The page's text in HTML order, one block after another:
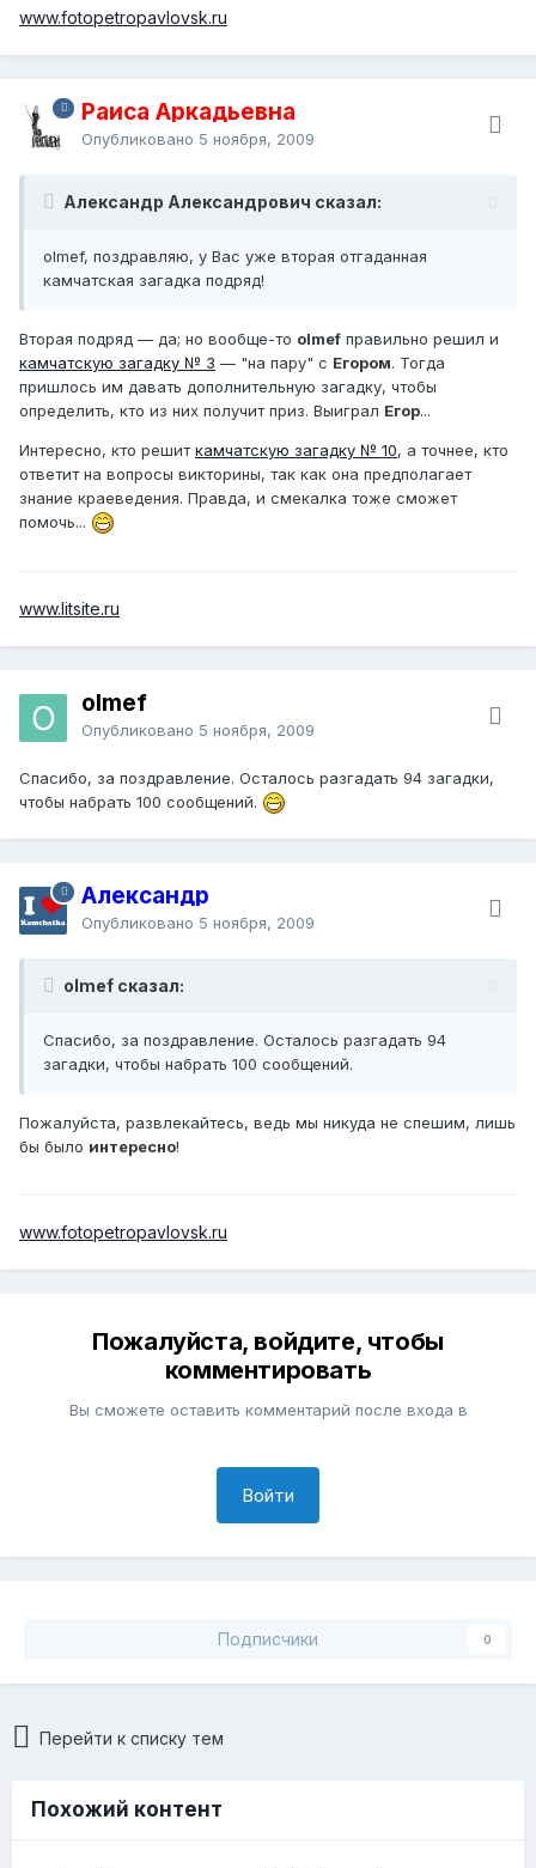
www.fotopetropavlovsk.ru
Раиса Аркадьевна
Опубликовано 5 ноября, 2009
Александр Александрович сказал:
olmef, поздравляю, у Вас уже вторая отгаданная
камчатская загадка подряд!
Вторая подряд — да; но вообще-то olmef правильно решил и
камчатскую загадку № 3 — "на пару" с Егором. Тогда
пришлось им давать дополнительную загадку, чтобы
определить, кто из них получит приз. Выиграл Егор...
Интересно, кто решиткамчатскую загадку № 10, а точнее, кто
ответит на вопросы викторины, так как она предполагает
знание краеведения. Правда, и смекалка тоже сможет
помочь...
www.litsite.ru
olmef
Опубликовано 5 ноября, 2009
Спасибо, за поздравление. Осталось разгадать 94 загадки,
чтобы набрать 100 сообщений.
Александр
Опубликовано 5 ноября, 2009
olmef сказал:
Спасибо, за поздравление. Осталось разгадать 94
загадки, чтобы набрать 100 сообщений.
Пожалуйста, развлекайтесь, ведь мы никуда не спешим, лишь
бы было интересно!
www.fotopetropavlovsk.ru
Пожалуйста, войдите, чтобы
комментировать
Вы сможете оставить комментарий после входа в
Войти
Подписчики 0
Перейти к списку тем
Похожий контент